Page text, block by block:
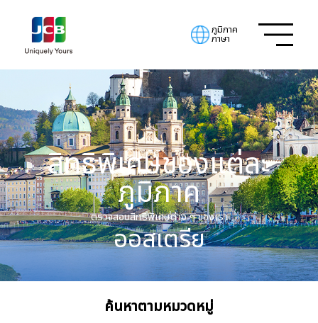
ภูมิภาค
ภาษา
สิทธิพิเศษของแต่ละ
ภูมิภาค
ตรวจสอบสิทธิพิเศษต่าง ๆ ของเรา
ออสเตรีย
ค้นหาตามหมวดหมู่